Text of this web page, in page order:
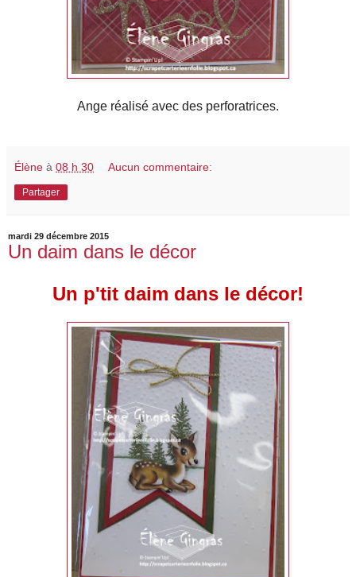
Ange réalisé avec des perforatrices.
Élène à 08 h 30 Aucun commentaire:
Partager
mardi 29 décembre 2015
Un daim dans le décor
Un p'tit daim dans le décor!